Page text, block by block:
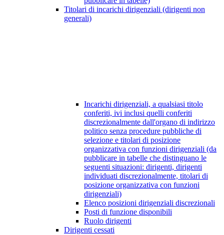
Titolari di incarichi dirigenziali (dirigenti non
generali)
Incarichi dirigenziali, a qualsiasi titolo
conferiti, ivi inclusi quelli conferiti
discrezionalmente dall'organo di indirizzo
politico senza procedure pubbliche di
selezione e titolari di posizione
organizzativa con funzioni dirigenziali (da
pubblicare in tabelle che distinguano le
seguenti situazioni: dirigenti, dirigenti
individuati discrezionalmente, titolari di
posizione organizzativa con funzioni
dirigenziali)
Elenco posizioni dirigenziali discrezionali
Posti di funzione disponibili
Ruolo dirigenti
Dirigenti cessati